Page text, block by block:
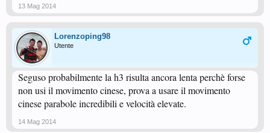
13 Mag 2014
Lorenzoping98
Utente
Seguso probabilmente la h3 risulta ancora lenta perchè forse
non usi il movimento cinese, prova a usare il movimento
cinese parabole incredibili e velocità elevate.
14 Mag 2014